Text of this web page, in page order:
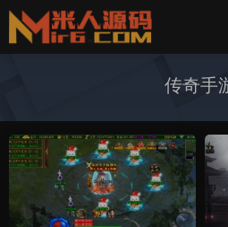
传奇手